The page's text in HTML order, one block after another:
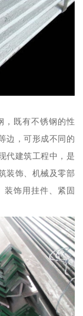
，既有不锈钢的性
边，可形成不同的
代建筑工程中，是
装饰、机械及零部
装饰用挂件、紧固